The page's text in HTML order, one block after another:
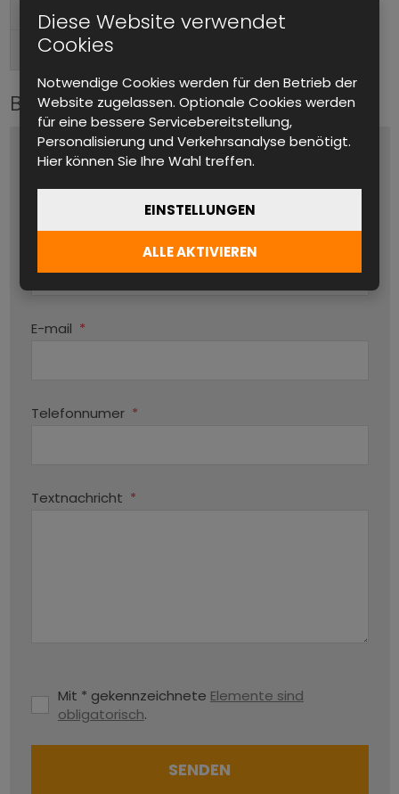
Formfaktor
Anschlüsse (Ausgang)
Bitte kontaktieren Sie uns
Name und Vorname *
E-mail *
Telefonnumer *
Textnachricht *
Mit * gekennzeichnete Elemente sind
obligatorisch.
SENDEN
Diese Website verwendet
Cookies
Notwendige Cookies werden für den Betrieb der
Website zugelassen. Optionale Cookies werden
für eine bessere Servicebereitstellung,
Personalisierung und Verkehrsanalyse benötigt.
Hier können Sie Ihre Wahl treffen.
EINSTELLUNGEN
ALLE AKTIVIEREN